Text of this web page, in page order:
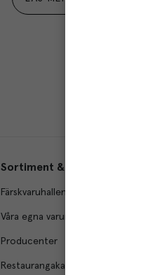
Sortiment & tjänster
Färskvaruhallen
Våra egna varumärken
Producenter
Restaurangakademien